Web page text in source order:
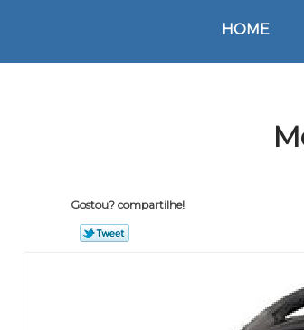
HOME
Gostou? compartilhe!